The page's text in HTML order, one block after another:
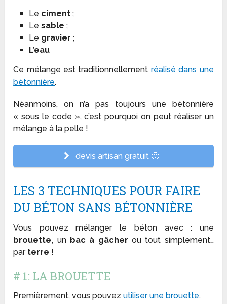
Le ciment;
Le sable ;
Le gravier ;
L’eau
Ce mélange est traditionnellement réalisé dans une
bétonnière.
Néanmoins, on n’a pas toujours une bétonnière
« sous le code », c’est pourquoi on peut réaliser un
mélange à la pelle !
devis artisan gratuit 🙂
LES 3 TECHNIQUES POUR FAIRE
DU BÉTON SANS BÉTONNIÈRE
Vous pouvez mélanger le béton avec : une
brouette, un bac à gâcher ou tout simplement…
par terre !
# 1: LA BROUETTE
Premièrement, vous pouvezutiliser une brouette.